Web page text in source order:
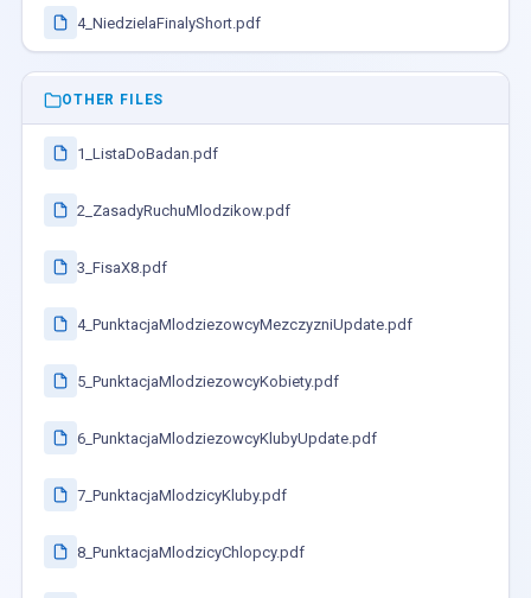
4_NiedzielaFinalyShort.pdf
OTHER FILES
1_ListaDoBadan.pdf
2_ZasadyRuchuMlodzikow.pdf
3_FisaX8.pdf
4_PunktacjaMlodziezowcyMezczyzniUpdate.pdf
5_PunktacjaMlodziezowcyKobiety.pdf
6_PunktacjaMlodziezowcyKlubyUpdate.pdf
7_PunktacjaMlodzicyKluby.pdf
8_PunktacjaMlodzicyChlopcy.pdf